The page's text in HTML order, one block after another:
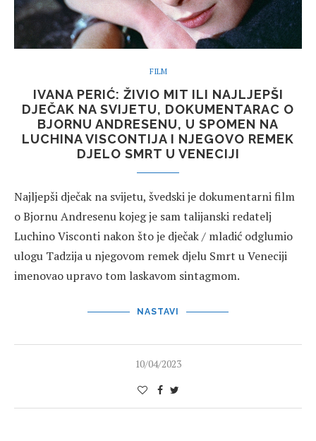
FILM
IVANA PERIĆ: ŽIVIO MIT ILI NAJLJEPŠI
DJEČAK NA SVIJETU, DOKUMENTARAC O
BJORNU ANDRESENU, U SPOMEN NA
LUCHINA VISCONTIJA I NJEGOVO REMEK
DJELO SMRT U VENECIJI
Najljepši dječak na svijetu, švedski je dokumentarni film
o Bjornu Andresenu kojeg je sam talijanski redatelj
Luchino Visconti nakon što je dječak / mladić odglumio
ulogu Tadzija u njegovom remek djelu Smrt u Veneciji
imenovao upravo tom laskavom sintagmom.
NASTAVI
10/04/2023